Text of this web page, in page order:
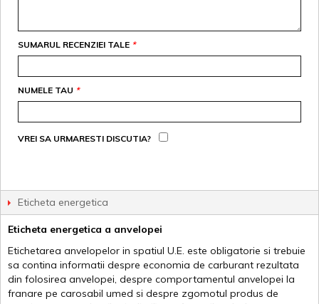
*
SUMARUL RECENZIEI TALE
*
NUMELE TAU
VREI SA URMARESTI DISCUTIA?
Eticheta energetica
Eticheta energetica a anvelopei
Etichetarea anvelopelor in spatiul U.E. este obligatorie si trebuie
sa contina informatii despre economia de carburant rezultata
din folosirea anvelopei, despre comportamentul anvelopei la
franare pe carosabil umed si despre zgomotul produs de